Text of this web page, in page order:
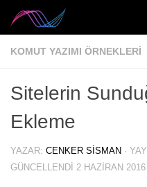
Skip to content
KOMUT YAZIMI ÖRNEKLERI
Sitelerin
Ekleme
YAZAR: CENKER SISMAN ·
GÜNCELLENDI 2 HAZIRAN 2016